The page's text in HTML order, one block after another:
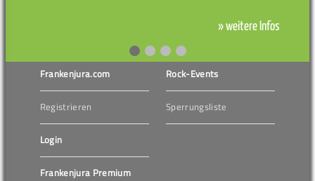
» weitere Infos
Frankenjura.com
Registrieren
Login
Frankenjura Premium
Rock-Events
Sperrungsliste